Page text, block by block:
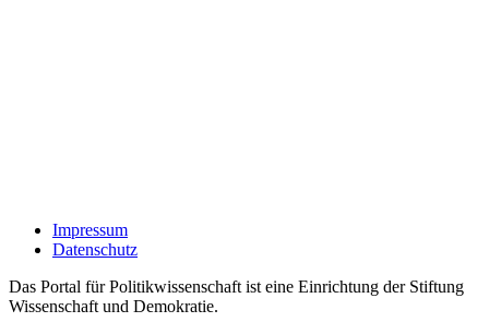
Impressum
Datenschutz
Das Portal für Politikwissenschaft ist eine Einrichtung der Stiftung
Wissenschaft und Demokratie.